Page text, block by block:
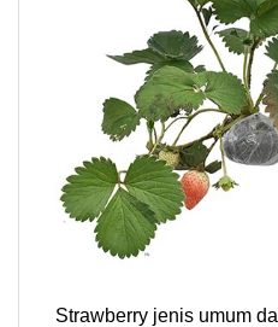
Strawberry jenis umum